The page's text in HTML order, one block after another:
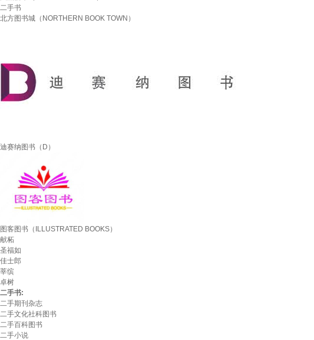
二手书
北方图书城（NORTHERN BOOK TOWN）
迪赛纳图书（D）
图客图书（ILLUSTRATED BOOKS）
献柘
圣福如
佳士郎
莘缤
卓树
二手书:
二手期刊杂志
二手文化社科图书
二手百科图书
二手小说